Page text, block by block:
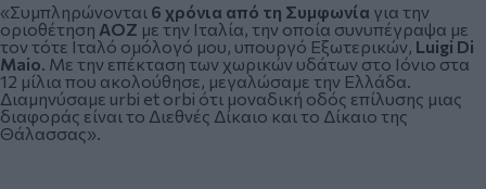
«Συμπληρώνονται 6 χρόνια από τη Συμφωνία για την
οριοθέτηση ΑΟΖ με την Ιταλία, την οποία συνυπέγραψα με
τον τότε Ιταλό ομόλογό μου, υπουργό Εξωτερικών, Luigi Di
Maio. Με την επέκταση των χωρικών υδάτων στο Ιόνιο στα
12 μίλια που ακολούθησε, μεγαλώσαμε την Ελλάδα.
Διαμηνύσαμε urbi et orbi ότι μοναδική οδός επίλυσης μιας
διαφοράς είναι το Διεθνές Δίκαιο και το Δίκαιο της
Θάλασσας».